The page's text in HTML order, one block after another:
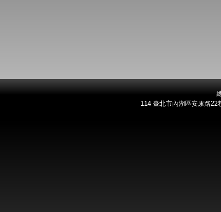
114 臺北市內湖區安康路22